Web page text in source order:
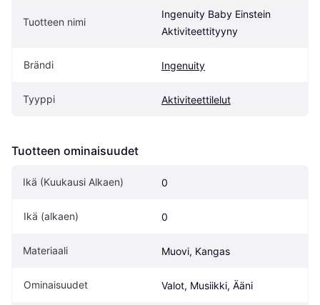
Tuotteen nimi
Ingenuity Baby Einstein
Aktiviteettityyny
Brändi Ingenuity
Tyyppi Aktiviteettilelut
Tuotteen ominaisuudet
Ikä (Kuukausi Alkaen) 0
Ikä (alkaen) 0
Materiaali Muovi, Kangas
Ominaisuudet Valot, Musiikki, Ääni